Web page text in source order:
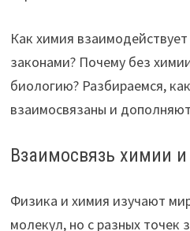
Как химия
законами? Почему без
биологию? Разбираемся,
взаимосвязаны и
Взаимосвязь химии
Физика и химия изучают
молекул, но с разных точек